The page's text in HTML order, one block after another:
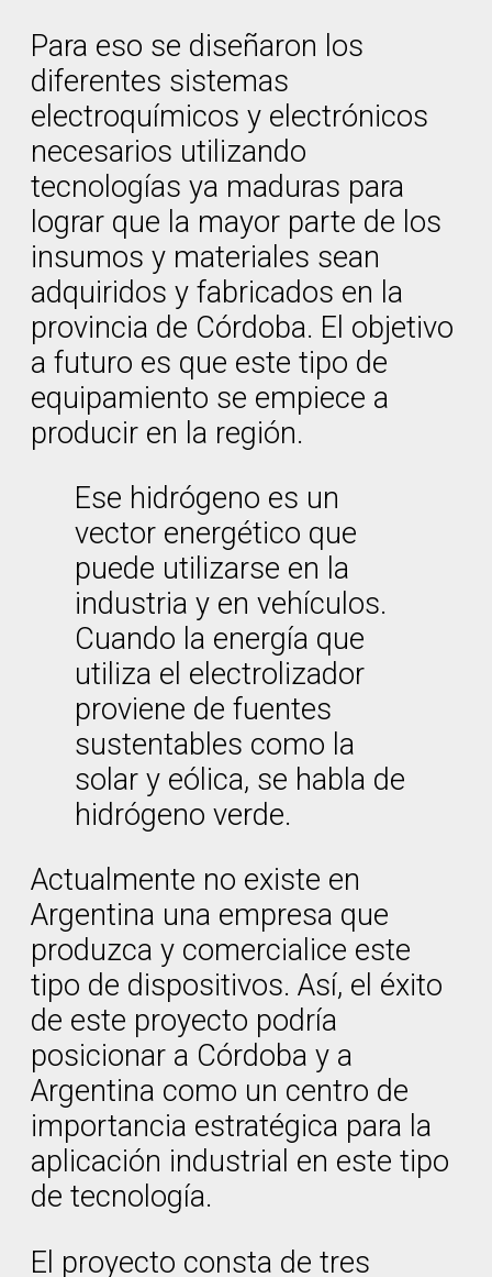
Para eso se diseñaron los
diferentes sistemas
electroquímicos y electrónicos
necesarios utilizando
tecnologías ya maduras para
lograr que la mayor parte de los
insumos y materiales sean
adquiridos y fabricados en la
provincia de Córdoba. El objetivo
a futuro es que este tipo de
equipamiento se empiece a
producir en la región.
Ese hidrógeno es un
vector energético que
puede utilizarse en la
industria y en vehículos.
Cuando la energía que
utiliza el electrolizador
proviene de fuentes
sustentables como la
solar y eólica, se habla de
hidrógeno verde.
Actualmente no existe en
Argentina una empresa que
produzca y comercialice este
tipo de dispositivos. Así, el éxito
de este proyecto podría
posicionar a Córdoba y a
Argentina como un centro de
importancia estratégica para la
aplicación industrial en este tipo
de tecnología.
El proyecto consta de tres